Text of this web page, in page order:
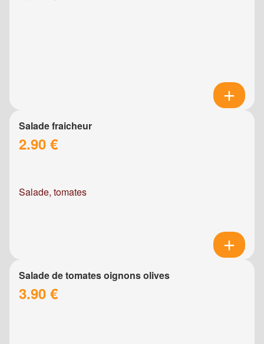
Salade fraicheur
2.90 €
Salade, tomates
Salade de tomates oignons olives
3.90 €